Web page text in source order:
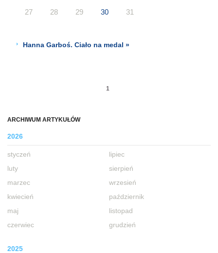
ARCHIWUM ARTYKUŁÓW
2026
styczeń
luty
marzec
kwiecień
maj
czerwiec
lipiec
sierpień
wrzesień
październik
listopad
grudzień
2025
27 28 29 30 31
Hanna Garboś. Ciało na medal »
1